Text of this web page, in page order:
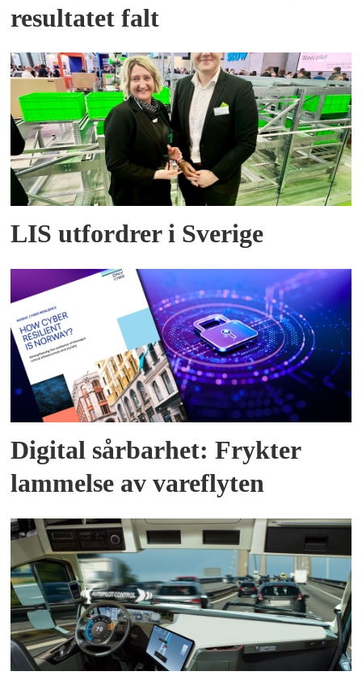
resultatet falt
LIS utfordrer i Sverige
Digital sårbarhet: Frykter
lammelse av vareflyten